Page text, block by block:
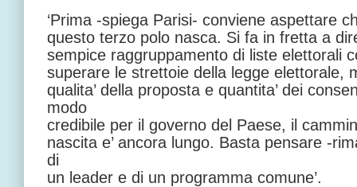
‘Prima -spiega Parisi- conviene aspettare
questo terzo polo nasca. Si fa in fretta a
sempice raggruppamento di liste elettorali
superare le strettoie della legge elettorale,
qualita’ della proposta e quantita’ dei
modo
credibile per il governo del Paese, il
nascita e’ ancora lungo. Basta pensare -
di
un leader e di un programma comune’.